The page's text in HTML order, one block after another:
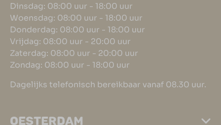
Dinsdag: 08:00 uur - 18:00 uur
Woensdag: 08:00 uur - 18:00 uur
Donderdag: 08:00 uur - 18:00 uur
Vrijdag: 08:00 uur - 20:00 uur
Zaterdag: 08:00 uur - 20:00 uur
Zondag: 08:00 uur - 18:00 uur
Dagelijks telefonisch bereikbaar vanaf 08.30 uur.
OESTERDAM